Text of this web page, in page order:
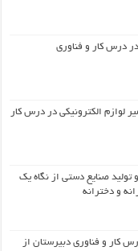
درس کار و فناوری
لوازم الکترونیکی در درس کار
صنایع دستی از نگاه یک
و دخترانه
کار و فناوری دبیرستان از